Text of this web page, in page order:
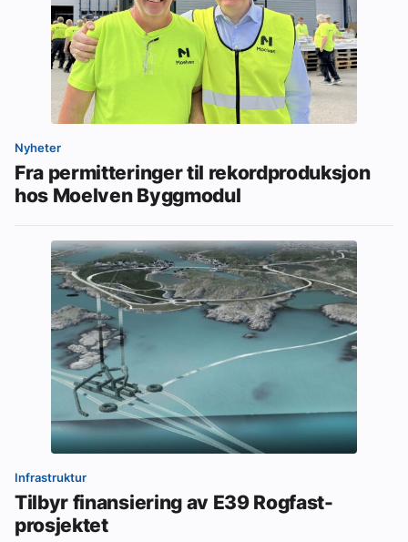
Nyheter
Fra permitteringer til rekordproduksjon
hos Moelven Byggmodul
Infrastruktur
Tilbyr finansiering av E39 Rogfast-
prosjektet